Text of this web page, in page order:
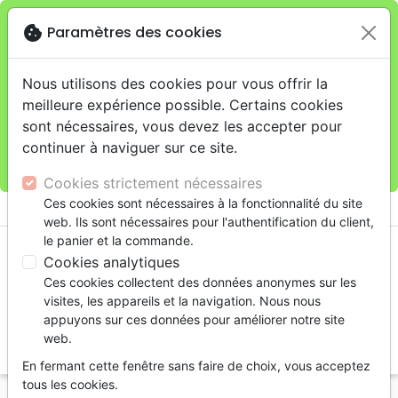
Je veux retirer ma commande au 11 rue de Rive,
Genèveclose
warningCette boutique en ligne est limitée au retrait en
magasin.
Pour les livraisons à domicile, veuillez passer vos
commandes sur la boutique La Maison de la Bible
shopping_cart
cookie Paramètres des cookies
Nous utilisons des cookies pour vous offrir la
meilleure expérience possible. Certains cookies
sont nécessaires, vous devez les accepter pour
continuer à naviguer sur ce site.
Cookies strictement nécessaires
Ces cookies sont nécessaires à la fonctionnalité du site
web. Ils sont nécessaires pour l'authentification du client,
le panier et la commande.
Cookies analytiques
Ces cookies collectent des données anonymes sur les
visites, les appareils et la navigation. Nous nous
appuyons sur ces données pour améliorer notre site
web.
En fermant cette fenêtre sans faire de choix, vous acceptez
tous les cookies.